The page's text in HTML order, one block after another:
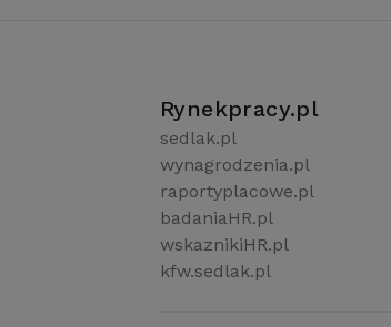
Rynekpracy.pl
sedlak.pl
wynagrodzenia.pl
raportyplacowe.pl
badaniaHR.pl
wskaznikiHR.pl
kfw.sedlak.pl